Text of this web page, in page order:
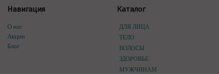
Навигация
О нас
Акции
Блог
Каталог
ДЛЯ ЛИЦА
ТЕЛО
ВОЛОСЫ
ЗДОРОВЬЕ
МУЖЧИНАМ